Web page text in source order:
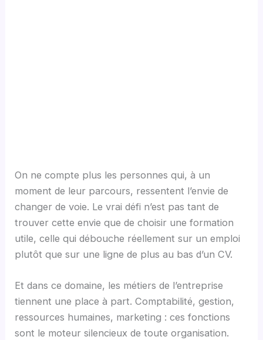
On ne compte plus les personnes qui, à un
moment de leur parcours, ressentent l’envie de
changer de voie. Le vrai défi n’est pas tant de
trouver cette envie que de choisir une formation
utile, celle qui débouche réellement sur un emploi
plutôt que sur une ligne de plus au bas d’un CV.
Et dans ce domaine, les métiers de l’entreprise
tiennent une place à part. Comptabilité, gestion,
ressources humaines, marketing : ces fonctions
sont le moteur silencieux de toute organisation.